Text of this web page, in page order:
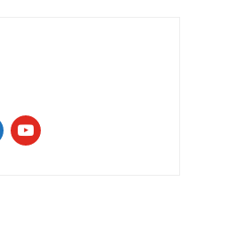
youtube